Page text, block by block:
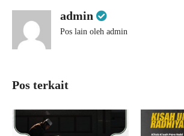
admin
Pos lain oleh admin
Pos terkait